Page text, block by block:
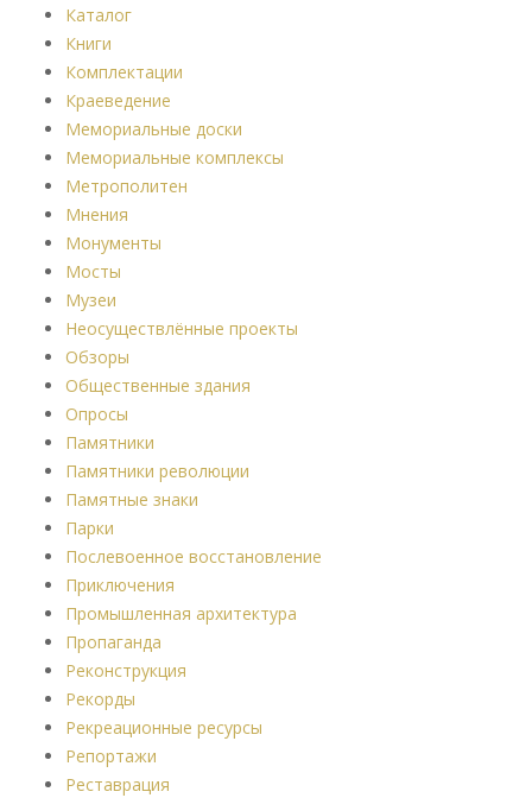
Каталог
Книги
Комплектации
Краеведение
Мемориальные доски
Мемориальные комплексы
Метрополитен
Мнения
Монументы
Мосты
Музеи
Неосуществлённые проекты
Обзоры
Общественные здания
Опросы
Памятники
Памятники революции
Памятные знаки
Парки
Послевоенное восстановление
Приключения
Промышленная архитектура
Пропаганда
Реконструкция
Рекорды
Рекреационные ресурсы
Репортажи
Реставрация